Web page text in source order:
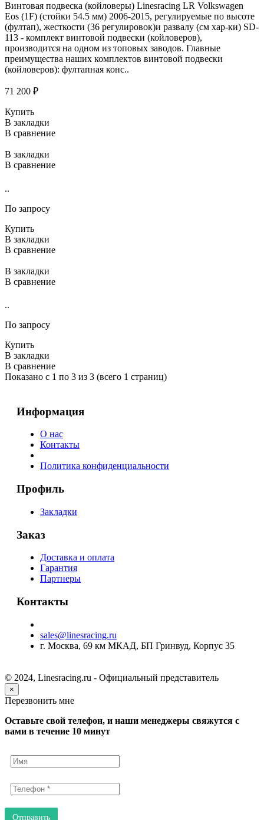
Винтовая подвеска (койловеры) Linesracing LR Volkswagen
Eos (1F) (стойки 54.5 мм) 2006-2015, регулируемые по высоте
(фултап), жесткости (36 регулировок)и развалу (см хар-ки) SD-
113 - комплект винтовой подвески (койловеров),
производится на одном из топовых заводов. Главные
преимущества наших комплектов винтовой подвески
(койловеров): фултапная конс..
71 200 ₽
Купить
В закладки
В сравнение
В закладки
В сравнение
..
По запросу
Купить
В закладки
В сравнение
В закладки
В сравнение
..
По запросу
Купить
В закладки
В сравнение
Показано с 1 по 3 из 3 (всего 1 страниц)
Информация
О нас
Контакты
Политика конфиденциальности
Профиль
Закладки
Заказ
Доставка и оплата
Гарантия
Партнеры
Контакты
sales@linesracing.ru
г. Москва, 69 км МКАД, БП Гринвуд, Корпус 35
© 2024, Linesracing.ru - Официальный представитель
×
Перезвонить мне
Оставьте свой телефон, и наши менеджеры свяжутся с
вами в течение 10 минут
Отправить